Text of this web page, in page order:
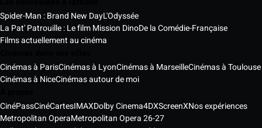
Spider-Man : Brand New DayL'Odyssée
La Pat' Patrouille : Le film Mission DinoDe la Comédie-Française
Films actuellement au cinéma
Cinémas à ParisCinémas à LyonCinémas à MarseilleCinémas à Toulouse
Cinémas à NiceCinémas autour de moi
CinéPassCinéCartesIMAXDolby Cinema4DXScreenXNos expériences
Metropolitan OperaMetropolitan Opera 26-27